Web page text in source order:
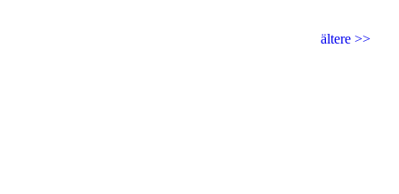
ältere >>